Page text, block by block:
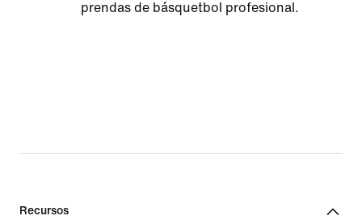
prendas de básquetbol profesional.
Recursos